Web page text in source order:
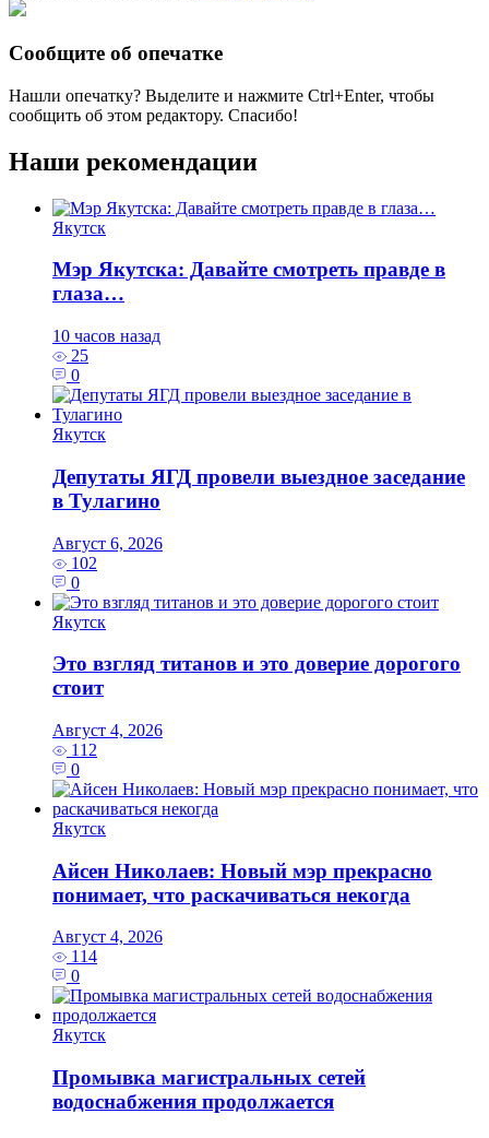
Сообщите об опечатке
Нашли опечатку? Выделите и нажмите Ctrl+Enter, чтобы
сообщить об этом редактору. Спасибо!
Наши рекомендации
Якутск
Мэр Якутска: Давайте смотреть правде в
глаза…
10 часов назад
25
0
Якутск
Депутаты ЯГД провели выездное заседание
в Тулагино
Август 6, 2026
102
0
Якутск
Это взгляд титанов и это доверие дорогого
стоит
Август 4, 2026
112
0
Якутск
Айсен Николаев: Новый мэр прекрасно
понимает, что раскачиваться некогда
Август 4, 2026
114
0
Якутск
Промывка магистральных сетей
водоснабжения продолжается